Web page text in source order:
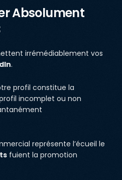
Absolument
irrémédiablement vos
.
profil constitue la
incomplet ou non
représente l’écueil le
fuient la promotion